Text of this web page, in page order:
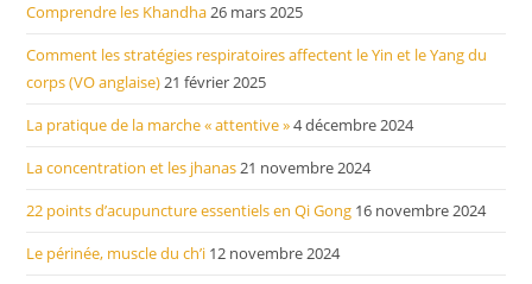
Comprendre les Khandha26 mars 2025
Comment les stratégies respiratoires affectent le Yin et le Yang du
corps (VO anglaise)21 février 2025
La pratique de la marche « attentive »4 décembre 2024
La concentration et les jhanas21 novembre 2024
22 points d’acupuncture essentiels en Qi Gong 16 novembre 2024
Le périnée, muscle du ch’i 12 novembre 2024